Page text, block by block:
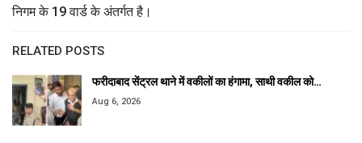
निगम के 19 वार्ड के अंतर्गत है।
RELATED POSTS
फरीदाबाद सेंट्रल थाने में वकीलों का हंगामा, साथी वकील को…
Aug 6, 2026